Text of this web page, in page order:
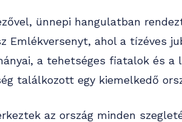
ünnepi hangulatban
Emlékversenyt, ahol a tízéves
a tehetséges fiatalok és a
találkozott egy kiemelkedő
az ország minden